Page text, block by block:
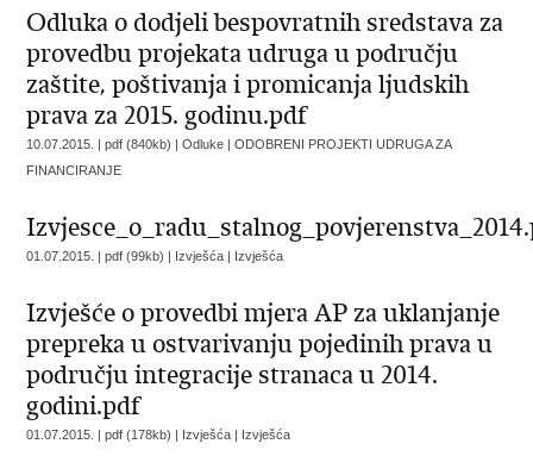
Odluka o dodjeli bespovratnih sredstava za
provedbu projekata udruga u području
zaštite, poštivanja i promicanja ljudskih
prava za 2015. godinu.pdf
10.07.2015. | pdf (840kb) | Odluke |ODOBRENI PROJEKTI UDRUGA ZA
FINANCIRANJE
01.07.2015. | pdf (99kb) | Izvješća | Izvješća
Izvješće o provedbi mjera AP za uklanjanje
prepreka u ostvarivanju pojedinih prava u
području integracije stranaca u 2014.
godini.pdf
01.07.2015. | pdf (178kb) | Izvješća | Izvješća